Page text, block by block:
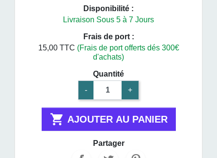
Disponibilité :
Livraison Sous 5 à 7 Jours
Frais de port :
15,00 TTC (Frais de port offerts dés 300€
d'achats)
Quantité
-
+
 AJOUTER AU PANIER
Partager